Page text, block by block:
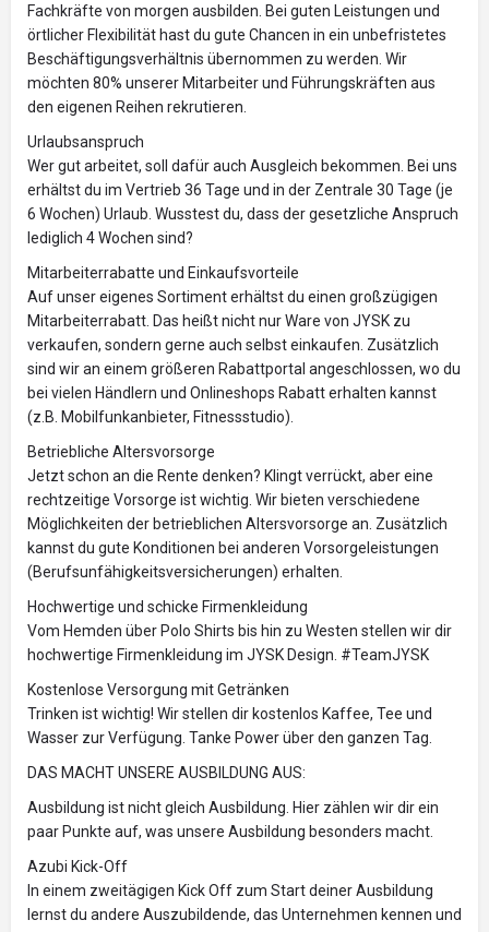
Fachkräfte von morgen ausbilden. Bei guten Leistungen und
örtlicher Flexibilität hast du gute Chancen in ein unbefristetes
Beschäftigungsverhältnis übernommen zu werden. Wir
möchten 80% unserer Mitarbeiter und Führungskräften aus
den eigenen Reihen rekrutieren.
Urlaubsanspruch
Wer gut arbeitet, soll dafür auch Ausgleich bekommen. Bei uns
erhältst du im Vertrieb 36 Tage und in der Zentrale 30 Tage (je
6 Wochen) Urlaub. Wusstest du, dass der gesetzliche Anspruch
lediglich 4 Wochen sind?
Mitarbeiterrabatte und Einkaufsvorteile
Auf unser eigenes Sortiment erhältst du einen großzügigen
Mitarbeiterrabatt. Das heißt nicht nur Ware von JYSK zu
verkaufen, sondern gerne auch selbst einkaufen. Zusätzlich
sind wir an einem größeren Rabattportal angeschlossen, wo du
bei vielen Händlern und Onlineshops Rabatt erhalten kannst
(z.B. Mobilfunkanbieter, Fitnessstudio).
Betriebliche Altersvorsorge
Jetzt schon an die Rente denken? Klingt verrückt, aber eine
rechtzeitige Vorsorge ist wichtig. Wir bieten verschiedene
Möglichkeiten der betrieblichen Altersvorsorge an. Zusätzlich
kannst du gute Konditionen bei anderen Vorsorgeleistungen
(Berufsunfähigkeitsversicherungen) erhalten.
Hochwertige und schicke Firmenkleidung
Vom Hemden über Polo Shirts bis hin zu Westen stellen wir dir
hochwertige Firmenkleidung im JYSK Design. #TeamJYSK
Kostenlose Versorgung mit Getränken
Trinken ist wichtig! Wir stellen dir kostenlos Kaffee, Tee und
Wasser zur Verfügung. Tanke Power über den ganzen Tag.
DAS MACHT UNSERE AUSBILDUNG AUS:
Ausbildung ist nicht gleich Ausbildung. Hier zählen wir dir ein
paar Punkte auf, was unsere Ausbildung besonders macht.
Azubi Kick-Off
In einem zweitägigen Kick Off zum Start deiner Ausbildung
lernst du andere Auszubildende, das Unternehmen kennen und